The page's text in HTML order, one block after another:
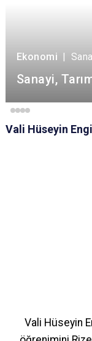
Ekonomi
Sanayi,
Vali Hüseyin
Vali Hüseyin